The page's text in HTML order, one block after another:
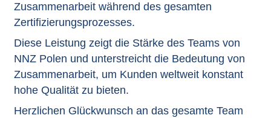
Zusammenarbeit während des gesamten
Zertifizierungsprozesses.
Diese Leistung zeigt die Stärke des Teams von
NNZ Polen und unterstreicht die Bedeutung von
Zusammenarbeit, um Kunden weltweit konstant
hohe Qualität zu bieten.
Herzlichen Glückwunsch an das gesamte Team